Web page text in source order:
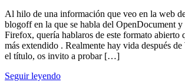
Al hilo de una información que veo en la web
blogoff en la que se habla del OpenDocument y
Firefox, quería hablaros de este formato abierto
más extendido . Realmente hay vida después
el título, os invito a probar […]
Seguir leyendo